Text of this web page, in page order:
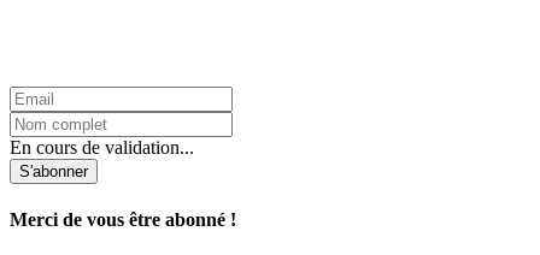
En cours de validation...
S'abonner
Merci de vous être abonné !